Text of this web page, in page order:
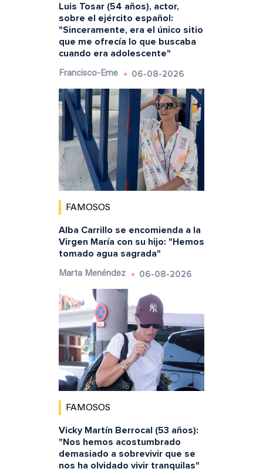
Luis Tosar (54 años), actor,
sobre el ejército español:
"Sinceramente, era el único sitio
que me ofrecía lo que buscaba
cuando era adolescente"
Francisco-Eme 06-08-2026
FAMOSOS
Alba Carrillo se encomienda a la
Virgen María con su hijo: "Hemos
tomado agua sagrada"
Marta Menéndez 06-08-2026
FAMOSOS
Vicky Martín Berrocal (53 años):
"Nos hemos acostumbrado
demasiado a sobrevivir que se
nos ha olvidado vivir tranquilas"